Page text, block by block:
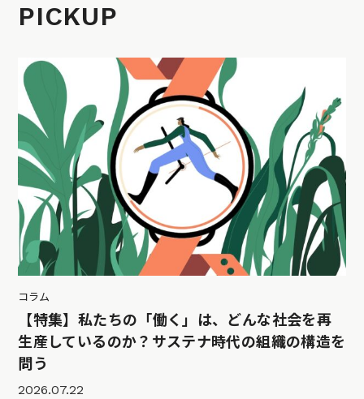
PICKUP
コラム
【特集】私たちの「働く」は、どんな社会を再
生産しているのか？サステナ時代の組織の構造を
問う
2026.07.22